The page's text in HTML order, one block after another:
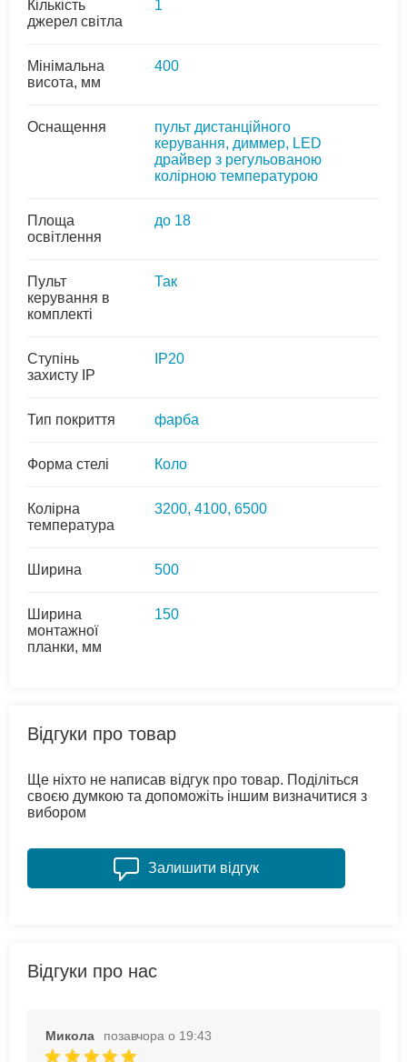
Кількість
джерел світла
1
Мінімальна
висота, мм
400
Оснащення
пульт дистанційного
керування, диммер, LED
драйвер з регульованою
колірною температурою
Площа
освітлення
до 18
Пульт
керування в
комплекті
Так
Ступінь
захисту IP
IP20
Тип покриття фарба
Форма стелі Коло
Колірна
температура
3200, 4100, 6500
Ширина 500
Ширина
монтажної
планки, мм
150
Відгуки про товар
Ще ніхто не написав відгук про товар. Поділіться
своєю думкою та допоможіть іншим визначитися з
вибором
Залишити відгук
Відгуки про нас
Микола позавчора о 19:43